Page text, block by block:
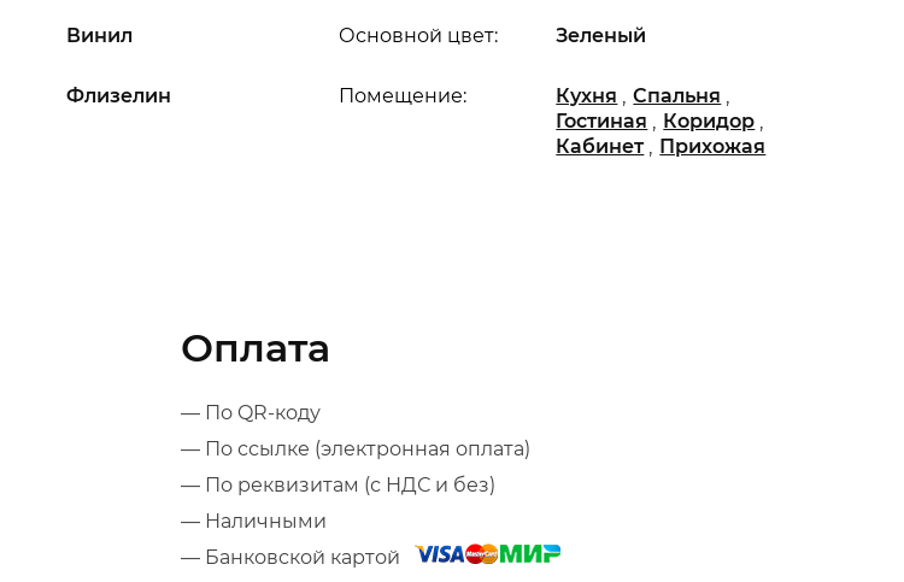
Основной цвет: Зеленый
Флизелин
Винил
Помещение: Кухня ,Спальня ,
Гостиная , Коридор ,
Кабинет , Прихожая
Оплата
— По QR-коду
— По ссылке (электронная оплата)
— По реквизитам (с НДС и без)
— Наличными
— Банковской картой